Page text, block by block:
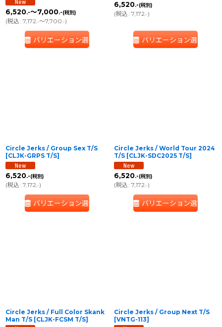
6,520.-～7,000.-(税別)
(税込: 7,172.-～7,700.-)
バリエーション選択
6,520.-(税別)
(税込: 7,172.-)
バリエーション選択
Circle Jerks / Group Sex T/S
[CLJK-GRPS T/S]
6,520.-(税別)
(税込: 7,172.-)
バリエーション選択
Circle Jerks / World Tour 2024
T/S [CLJK-SDC2025 T/S]
6,520.-(税別)
(税込: 7,172.-)
バリエーション選択
Circle Jerks / Full Color Skank
Man T/S [CLJK-FCSM T/S]
Circle Jerks / Group Next T/S
[VNTG-113]